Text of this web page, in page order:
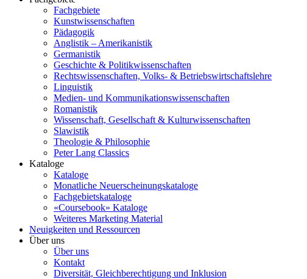
Fachgebiete
Kunstwissenschaften
Pädagogik
Anglistik – Amerikanistik
Germanistik
Geschichte & Politikwissenschaften
Rechtswissenschaften, Volks- & Betriebswirtschaftslehre
Linguistik
Medien- und Kommunikationswissenschaften
Romanistik
Wissenschaft, Gesellschaft & Kulturwissenschaften
Slawistik
Theologie & Philosophie
Peter Lang Classics
Kataloge
Kataloge
Monatliche Neuerscheinungskataloge
Fachgebietskataloge
«Coursebook» Kataloge
Weiteres Marketing Material
Neuigkeiten und Ressourcen
Über uns
Über uns
Kontakt
Diversität, Gleichberechtigung und Inklusion